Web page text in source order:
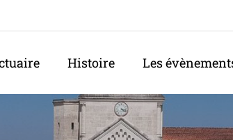
Histoire Les